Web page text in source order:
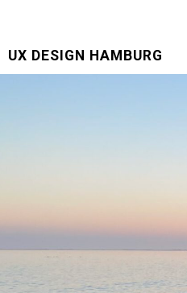
UX DESIGN HAMBURG